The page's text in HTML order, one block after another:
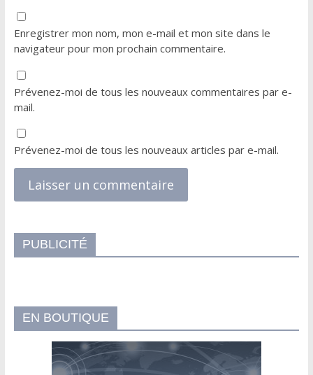
Enregistrer mon nom, mon e-mail et mon site dans le
navigateur pour mon prochain commentaire.
Prévenez-moi de tous les nouveaux commentaires par e-
mail.
Prévenez-moi de tous les nouveaux articles par e-mail.
PUBLICITÉ
EN BOUTIQUE